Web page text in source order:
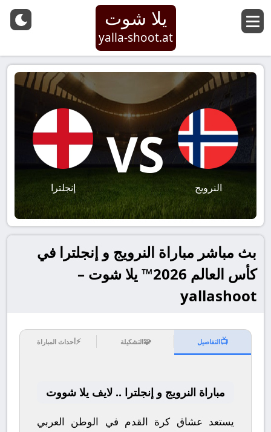
يلا شوت
yalla-shoot.at
النرويج
VS
إنجلترا
بث مباشر مباراة النرويج و إنجلترا في
كأس العالم 2026™ يلا شوت –
yallashoot
📺التفاصيل 🧩التشكيلة ⚡أحداث المباراة
مباراة النرويج و إنجلترا .. لايف يلا شووت
يستعد عشاق كرة القدم في الوطن العربي